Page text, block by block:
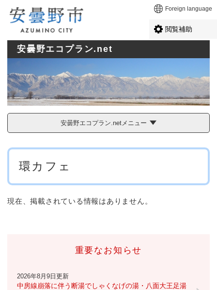
メニューを飛ばして本文へ Foreign language
閲覧補助
安曇野エコプラン.net
安曇野エコプラン.netメニュー
本
環カフェ
現在、掲載されている情報はありません。
重要なお知らせ
2026年8月9日更新
中房線崩落に伴う断湯でしゃくなげの湯・八面大王足湯